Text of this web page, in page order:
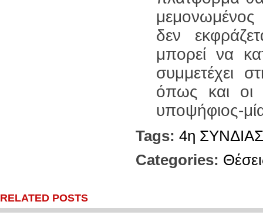
μεμονωμένος
δεν
μπορεί να
συμμετέχει
όπως και οι
υποψήφιος-
Tags: 4η
Categories:
RELATED POSTS